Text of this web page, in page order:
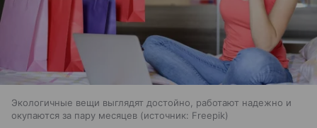
Экологичные вещи выглядят достойно, работают надежно и
окупаются за пару месяцев
источник: Freepik